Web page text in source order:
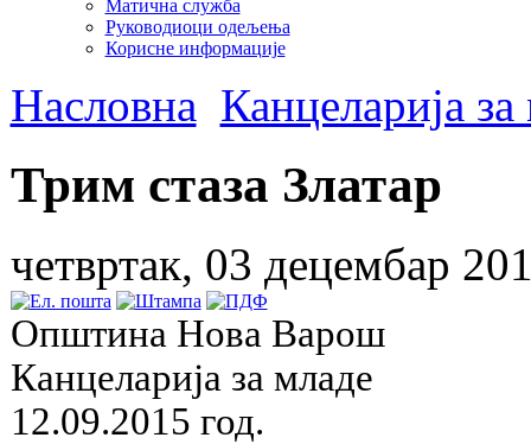
Матична служба
Руководиоци одељења
Корисне информације
Насловна Канцеларија
Трим стаза Златар
четвртак, 03 децембар
Општина Нова Варош
Канцеларија за младе
12.09.2015 год.